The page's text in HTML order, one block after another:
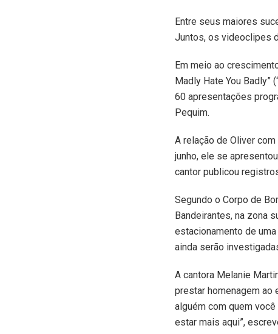
Entre seus maiores
Juntos, os videoclipes
Em meio ao
Madly Hate You Badly”
60 apresentações
Pequim.
A relação de Oliver
junho, ele se
cantor publicou
Segundo o Corpo de
Bandeirantes, na zona
estacionamento de
ainda serão
A cantora Melanie
prestar homenagem ao
alguém com quem
estar mais aqui”,